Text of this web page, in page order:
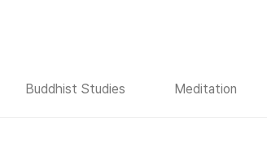
Buddhist Studies Meditation